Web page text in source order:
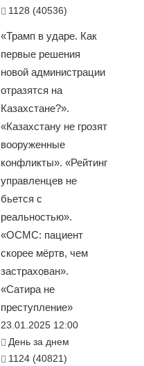
1128 (40536)
«Трамп в ударе. Как
первые решения
новой администрации
отразятся на
Казахстане?».
«Казахстану не грозят
вооруженные
конфликты». «Рейтинг
управленцев не
бьется с
реальностью».
«ОСМС: пациент
скорее мёртв, чем
застрахован».
«Сатира не
преступление»
23.01.2025 12:00
День за днем
1124 (40821)